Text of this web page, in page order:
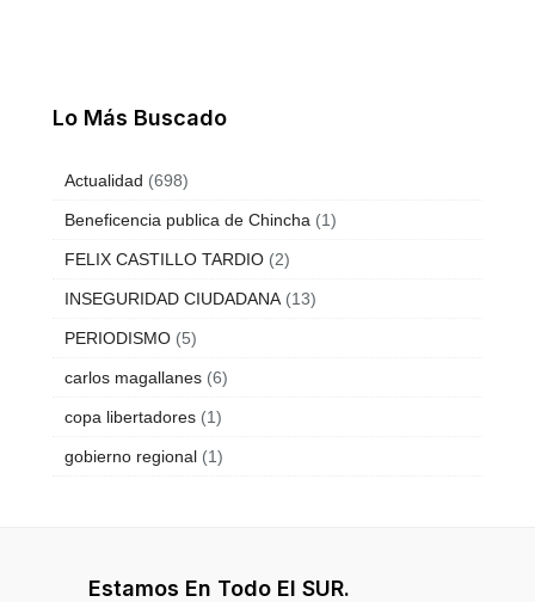
Lo Más Buscado
Actualidad (698)
Beneficencia publica de Chincha (1)
FELIX CASTILLO TARDIO (2)
INSEGURIDAD CIUDADANA (13)
PERIODISMO (5)
carlos magallanes (6)
copa libertadores (1)
gobierno regional (1)
Estamos En Todo El SUR.